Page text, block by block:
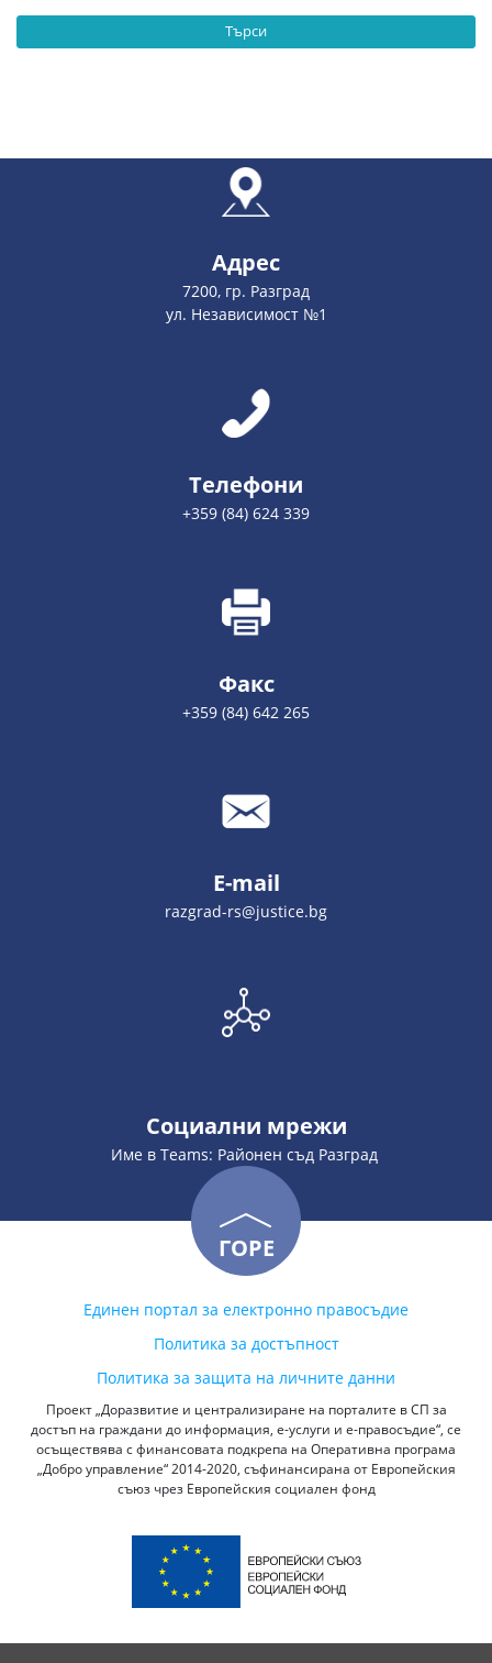
Търси
Адрес
7200, гр. Разград
ул. Независимост №1
Телефони
+359 (84) 624 339
Факс
+359 (84) 642 265
E-mail
razgrad-rs@justice.bg
Социални мрежи
Име в Teams: Районен съд Разград
ГОРЕ
Единен портал за електронно правосъдие
Политика за достъпност
Политика за защита на личните данни
Проект „Доразвитие и централизиране на порталите в СП за
достъп на граждани до информация, е-услуги и е-правосъдие“, се
осъществява с финансовата подкрепа на Оперативна програма
„Добро управление“ 2014-2020, съфинансирана от Европейския
съюз чрез Европейския социален фонд